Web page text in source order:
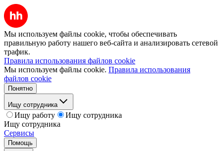
Мы используем файлы cookie, чтобы обеспечивать
правильную работу нашего веб-сайта и анализировать сетевой
трафик.
Правила использования файлов cookie
Мы используем файлы cookie. Правила использования
файлов cookie
Понятно
Ищу сотрудника
Ищу работу
Ищу сотрудника
Ищу сотрудника
Сервисы
Помощь